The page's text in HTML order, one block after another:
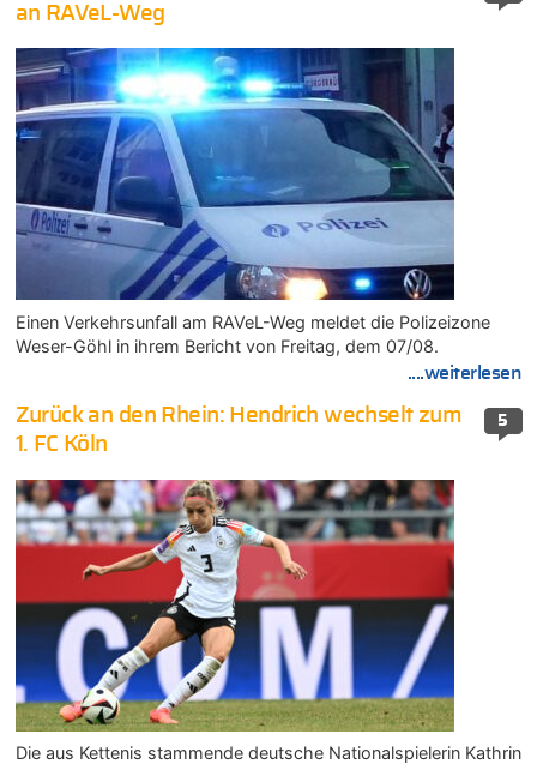
an RAVeL-Weg
Einen Verkehrsunfall am RAVeL-Weg meldet die Polizeizone
Weser-Göhl in ihrem Bericht von Freitag, dem 07/08.
....weiterlesen
5
Zurück an den Rhein: Hendrich wechselt zum
1. FC Köln
Die aus Kettenis stammende deutsche Nationalspielerin Kathrin